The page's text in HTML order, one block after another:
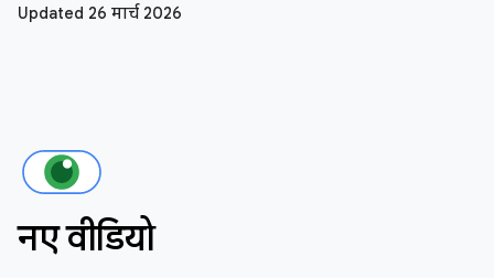
Updated 26 मार्च 2026
नए वीडियो